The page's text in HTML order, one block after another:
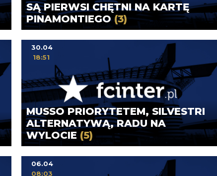
SĄ PIERWSI CHĘTNI NA KARTĘ
PINAMONTIEGO (3)
MUSSO PRIORYTETEM, SILVESTRI
ALTERNATYWĄ, RADU NA
WYLOCIE (5)
30.04
18:51
06.04
08:03